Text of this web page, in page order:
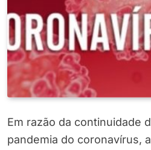
Em razão da continuidade
pandemia do coronavírus,